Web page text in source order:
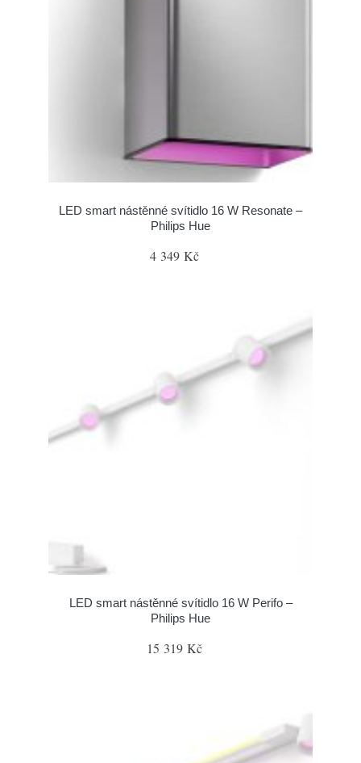
LED smart nástěnné svítidlo 16 W Resonate –
Philips Hue
4 349 Kč
LED smart nástěnné svítidlo 16 W Perifo –
Philips Hue
15 319 Kč